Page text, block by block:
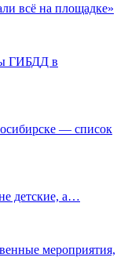
всё на площадке»
ГИБДД в
— список
детские, а…
мероприятия,